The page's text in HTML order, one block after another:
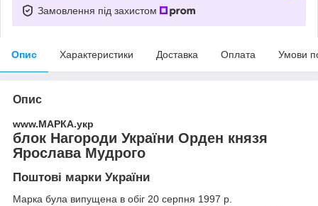
Замовлення під захистом
Опис Характеристики Доставка Оплата Умови
Опис
www.МАРКА.укр
блок Нагороди України Орден князя
Ярослава Мудрого
Поштові марки України
Марка була випущена в обіг 20 серпня 1997 р.